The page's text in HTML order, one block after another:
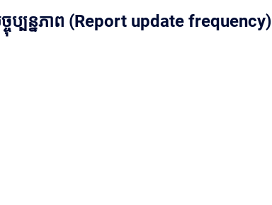
ប្បន្នភាព (Report update frequency)